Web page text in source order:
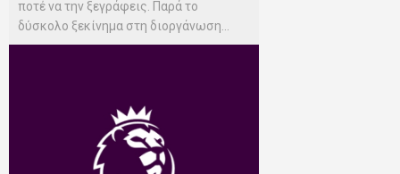
ποτέ να την ξεγράφεις. Παρά το
δύσκολο ξεκίνημα στη διοργάνωση...